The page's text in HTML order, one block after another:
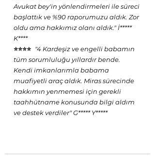
Avukat bey'in yönlendirmeleri ile süreci
başlattık ve %90 raporumuzu aldık. Zor
oldu ama hakkımız olanı aldık." İ*****
K****
⭐⭐⭐⭐ "4 Kardeşiz ve engelli babamın
tüm sorumluluğu yıllardır bende.
Kendi imkanlarımla babama
muafiyetli araç aldık. Miras sürecinde
hakkımın yenmemesi için gerekli
taahhütname konusunda bilgi aldım
ve destek verdiler" G***** Y*****